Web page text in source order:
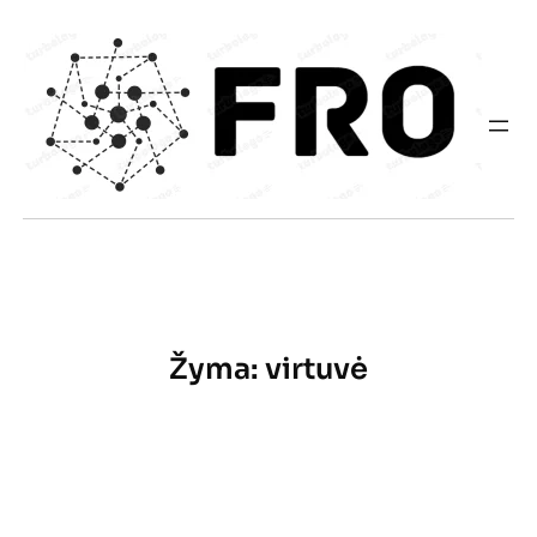
turinio
Žyma: virtuvė